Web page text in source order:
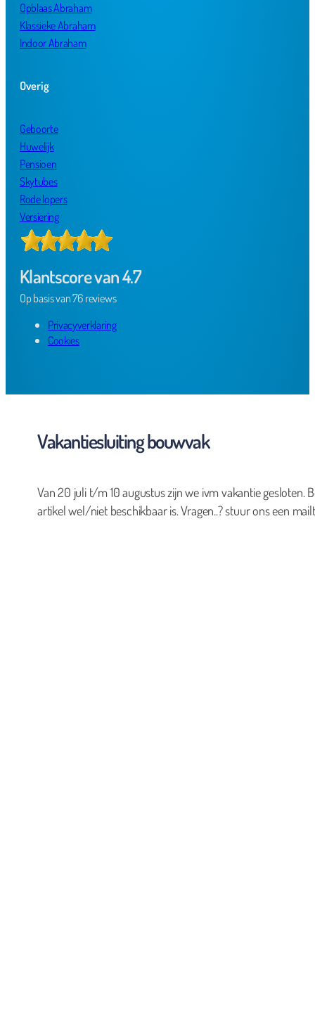
Opblaas Abraham
Klassieke Abraham
Indoor Abraham
Overig
Geboorte
Huwelijk
Pensioen
Skytubes
Rode lopers
Versiering
Klantscore van 4.7
Op basis van 76 reviews
Privacyverklaring
Cookies
Vakantiesluiting bouwvak
Van 20 juli t/m 10 augustus zijn we ivm vakantie gesloten.
artikel wel/niet beschikbaar is. Vragen..? stuur ons een